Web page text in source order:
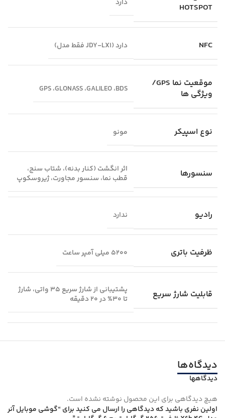
HOTSPOT
دارد
NFC دارد (JDY-LX1 فقط مدل)
موقعیت‌ نما GPS/
ویژگی‌ ها
GPS ،GLONASS ،GALILEO ،BDS
نوع اسپیکر مونو
سنسورها
اثر انگشت (کنار بدنه)، شتاب سنج،
قطب نما، سنسور مجاورت، ژیروسکوپ
رادیو ندارد
ظرفیت باتری 5200 میلی‌ آمپر ساعت
قابلیت شارژ سریع
پشتیبانی از شارژ سریع 35 واتی، شارژ
تا 30% در 20 دقیقه
دیدگاه‌ها
دیدگاهها
هیچ دیدگاهی برای این محصول نوشته نشده است.
اولین نفری باشید که دیدگاهی را ارسال می کنید برای “گوشی موبایل آنر